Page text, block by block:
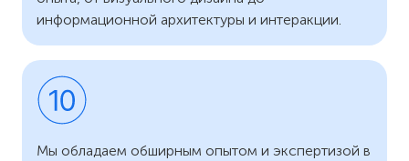
информационной архитектуры и интеракции.
Мы обладаем обширным опытом и экспертизой в